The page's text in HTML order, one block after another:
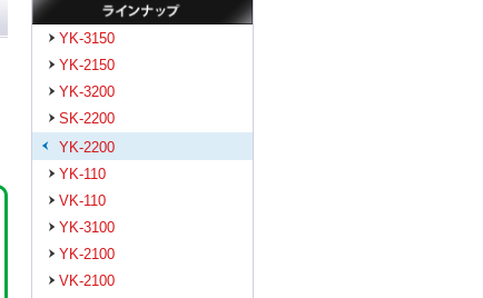
YK-3150
YK-2150
YK-3200
SK-2200
YK-2200
YK-110
VK-110
YK-3100
YK-2100
VK-2100